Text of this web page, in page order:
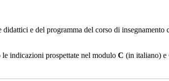
e del programma del corso di insegnamento
indicazioni prospettate nel modulo C (in italiano) e